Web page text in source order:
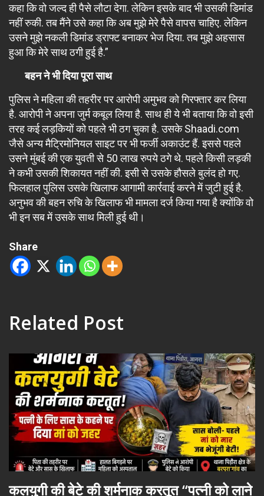
कहा कि वो जल्द ही पैसे लौटा देगा. लेकिन इसके बाद भी उसकी डिमांड
नहीं रुकी. तब मैंने उसे कहा कि अब मुझे मेरे पैसे वापस चाहिए. लेकिन
उसने मुझे नकली डिमांड ड्राफ्ट बनाकर भेज दिया. तब मुझे अहसास
हुआ कि मेरे साथ ठगी हुई है.”
बहन ने भी दिया पूरा साथ
पुलिस ने महिला की तहरीर पर आरोपी अमुभव को गिरफ्तार कर लिया
है. आरोपी ने अपना जुर्म कबूल लिया है. साथ ही ये भी बताया कि वो इसी
तरह कई लड़कियों को पहले भी ठग चुका है. उसके Shaadi.com
जैसे अन्य मैट्रिमोनियल साइट पर भी फर्जी अकाउंट हैं. इससे पहले
उसने मुंबई की एक युवती से 50 लाख रुपये ठगे थे. पहले किसी लड़की
ने कभी उसकी शिकायत नहीं की. इसी से उसके हौसले बुलंद हो गए.
फिलहाल पुलिस उसके खिलाफ आगामी कार्रवाई करने में जुटी हुई है.
अनुभव की बहन रुचि के खिलाफ भी मामला दर्ज किया गया है क्योंकि वो
भी इन सब में उसके साथ मिली हुई थी।
Share
Related Post
कलयुगी की बेटे की शर्मनाक करतूत “पत्नी को लाने